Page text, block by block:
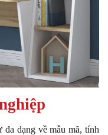
đa dạng về mẫu mã, tính